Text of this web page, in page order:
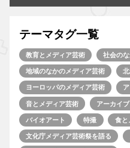
テーマタグ一覧
教育とメディア芸術 社会の
地域のなかのメディア芸術
ヨーロッパのメディア芸術
音とメディア芸術 アーカイブ
バイオアート 特撮 食と
文化庁メディア芸術祭を語る